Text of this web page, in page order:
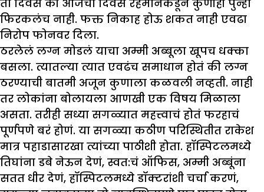
तो दिवस की आजचा दिवस रहमानकडून कुणीही पुन्हा
फिरकलंच नाही. फक्त निकाह होऊ शकत नाही एवढा
निरोप फोनवर दिला.
ठरलेलं लग्न मोडलं याचा अम्मी अब्बूला खूपच धक्का
बसला. त्यातल्या त्यात एवढंच समाधान होतं की लग्न
ठरण्याची बातमी अजून कुणाला कळवली नव्हती. नाही
तर लोकांना बोलायला आणखी एक विषय मिळाला
असता. तरीही सध्या सगळ्यात महत्त्वाचं होतं फरहाचं
पूर्णपणे बरं होणं. या सगळ्या कठीण परिस्थितीत राकेश
मात्र पहाडासारखा त्यांच्या पाठीशी होता. हॉस्पिटलमध्ये
तिघांना डबे नेऊन देणं, स्वत:चं ऑफिस, अम्मी अब्बूंना
सतत धीर देणं, हॉस्पिटलमध्ये डॉक्टरांशी चर्चा करणं,